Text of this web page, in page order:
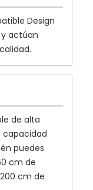
Design
actúan
de alta
puedes
cm de
cm de